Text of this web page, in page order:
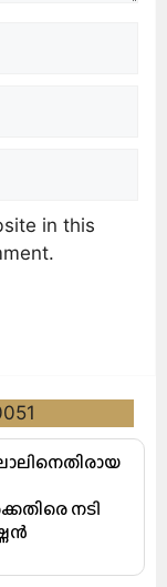
in this
നടി